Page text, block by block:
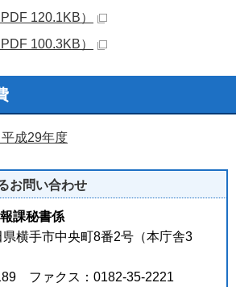
120.1KB）
100.3KB）
成29年度
お問い合わせ
課秘書係
横手市中央町8番2号（本庁舎3
ファクス：0182-35-2221